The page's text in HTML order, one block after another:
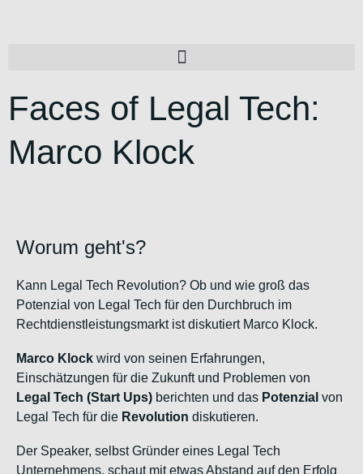
Faces of Legal Tech:
Marco Klock
Worum geht's?
Kann Legal Tech Revolution? Ob und wie groß das
Potenzial von Legal Tech für den Durchbruch im
Rechtdienstleistungsmarkt ist diskutiert Marco Klock.
Marco Klock wird von seinen Erfahrungen,
Einschätzungen für die Zukunft und Problemen von
Legal Tech (Start Ups) berichten und das Potenzial von
Legal Tech für die Revolution diskutieren.
Der Speaker, selbst Gründer eines Legal Tech
Unternehmens, schaut mit etwas Abstand auf den Erfolg